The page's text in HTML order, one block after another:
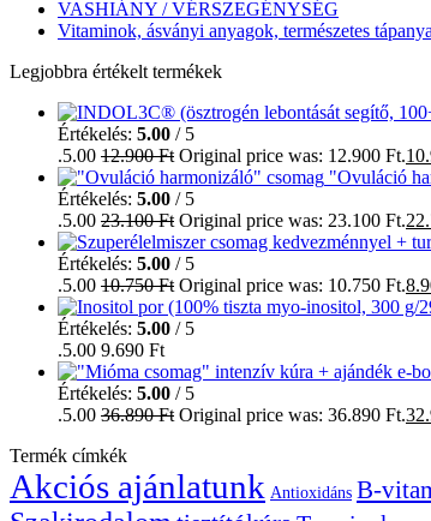
VASHIÁNY / VÉRSZEGÉNYSÉG
Vitaminok, ásványi anyagok, természetes
Legjobbra értékelt termékek
Értékelés: 5.00 / 5
.5.00 12.900Ft Original price was: 12.900 Ft.
"Ovuláció
Értékelés: 5.00 / 5
.5.00 23.100Ft Original price was: 23.100 Ft.
Értékelés: 5.00 / 5
.5.00 10.750Ft Original price was: 10.750 Ft.
Értékelés: 5.00 / 5
.5.00 9.690 Ft
Értékelés: 5.00 / 5
.5.00 36.890Ft Original price was: 36.890 Ft.
Termék címkék
Akciós ajánlatunk Antioxidáns B-